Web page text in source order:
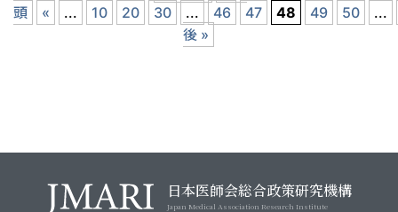
頭
« ... 10 20 30 ... 46 47 48 49 50
...
後 »
日本医師会総合政策研究機構
Japan Medical Association Research Institute